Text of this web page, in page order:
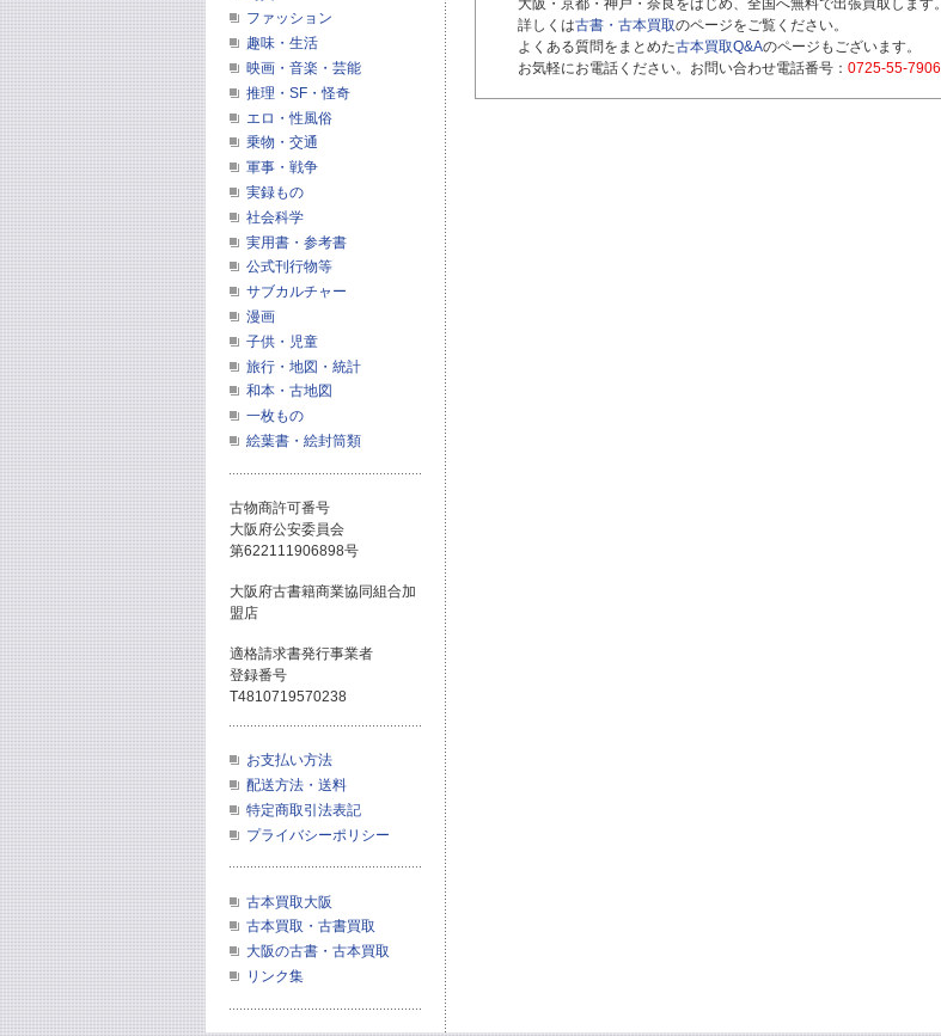
大阪・京都・神戸・奈良をはじめ、全国へ無料で出張買取します。
詳しくは古書・古本買取のページをご覧ください。
よくある質問をまとめた古本買取Q&Aのページもございます。
お気軽にお電話ください。お問い合わせ電話番号： 0725-55-7906
ファッション
趣味・生活
映画・音楽・芸能
推理・SF・怪奇
エロ・性風俗
乗物・交通
軍事・戦争
実録もの
社会科学
実用書・参考書
公式刊行物等
サブカルチャー
漫画
子供・児童
旅行・地図・統計
和本・古地図
一枚もの
絵葉書・絵封筒類
古物商許可番号
大阪府公安委員会
第622111906898号
大阪府古書籍商業協同組合加
盟店
適格請求書発行事業者
登録番号
T4810719570238
お支払い方法
配送方法・送料
特定商取引法表記
プライバシーポリシー
古本買取大阪
古本買取・古書買取
大阪の古書・古本買取
リンク集